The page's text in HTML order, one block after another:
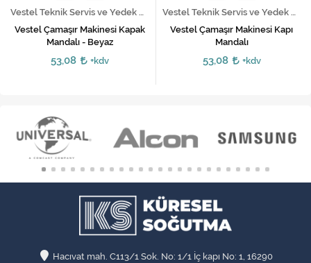
Vestel Teknik Servis ve Yedek Parça Hizmetleri
Vestel Çamaşır Makinesi Kapak
Mandalı - Beyaz
53,08 +kdv
Vestel Teknik Servis ve Yedek Parça Hizmetleri
Vestel Çamaşır Makinesi Kapı
Mandalı
53,08 +kdv
Hacıvat mah. C113/1 Sok. No: 1/1 İç kapı No: 1, 16290